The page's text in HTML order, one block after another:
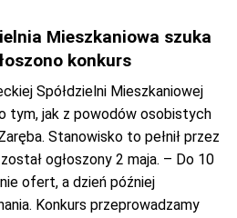
Mieszkaniowa szuka
konkurs
Spółdzielni Mieszkaniowej
tym, jak z powodów osobistych
Stanowisko to pełnił przez
ogłoszony 2 maja. – Do 10
ofert, a dzień później
Konkurs przeprowadzamy